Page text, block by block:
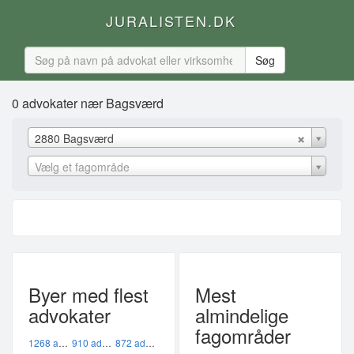
JURALISTEN.DK
0 advokater nær Bagsværd
2880 Bagsværd
Vælg et fagområde
Byer med flest
advokater
1268 advokater i København K 910 advokater i København V
872 advokater i København Ø
Mest
almindelige
fagområder